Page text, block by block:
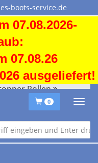
boots-service.de
07.08.2026-
07.08.26
ausgeliefert!
0
Rollen
•